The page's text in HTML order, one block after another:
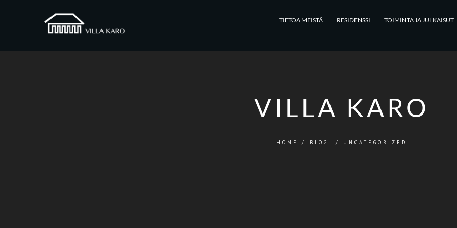
TIETOA MEISTÄ RESIDENSSI TOIMINTA JA JULKAISUT
VILLA KARO
HOME / BLOGI / UNCATEGORIZED